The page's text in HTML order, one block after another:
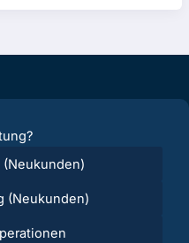
(Neukunden)
(Neukunden)